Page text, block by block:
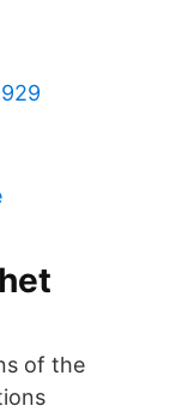
of the